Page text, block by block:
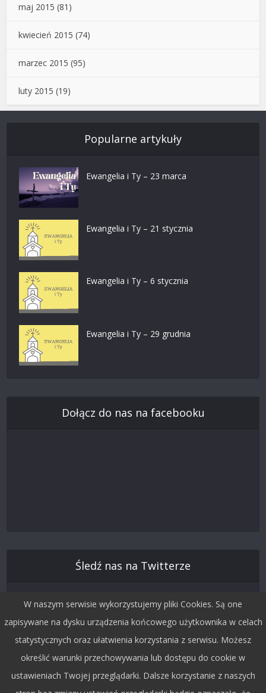
maj 2015 (81)
kwiecień 2015 (74)
marzec 2015 (95)
luty 2015 (19)
Popularne artykuły
Ewangelia i Ty – 23 marca
Ewangelia i Ty – 21 stycznia
Ewangelia i Ty – 6 stycznia
Ewangelia i Ty – 29 grudnia
Dołącz do nas na facebooku
Śledź nas na Twitterze
W naszym serwisie wykorzystujemy pliki Cookies. Są one
zapisywane na dysku urządzenia końcowego użytkownika w celach
statystycznych oraz ułatwienia korzystania z serwisu. Możesz
określić warunki przechowywania lub dostępu do cookie w
ustawieniach Twojej przeglądarki. Dalsze korzystanie z naszych